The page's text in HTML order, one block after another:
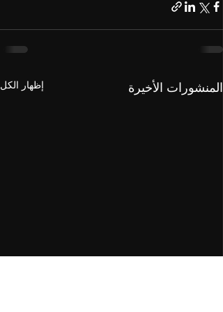
المنشورات الأخيرة إظهار الكل